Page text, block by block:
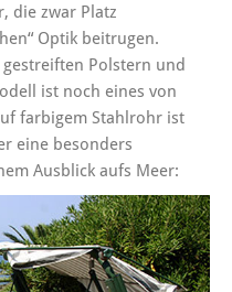
die zwar Platz
Optik beitrugen.
Polstern und
ist noch eines von
farbigem Stahlrohr ist
eine besonders
Ausblick aufs Meer: